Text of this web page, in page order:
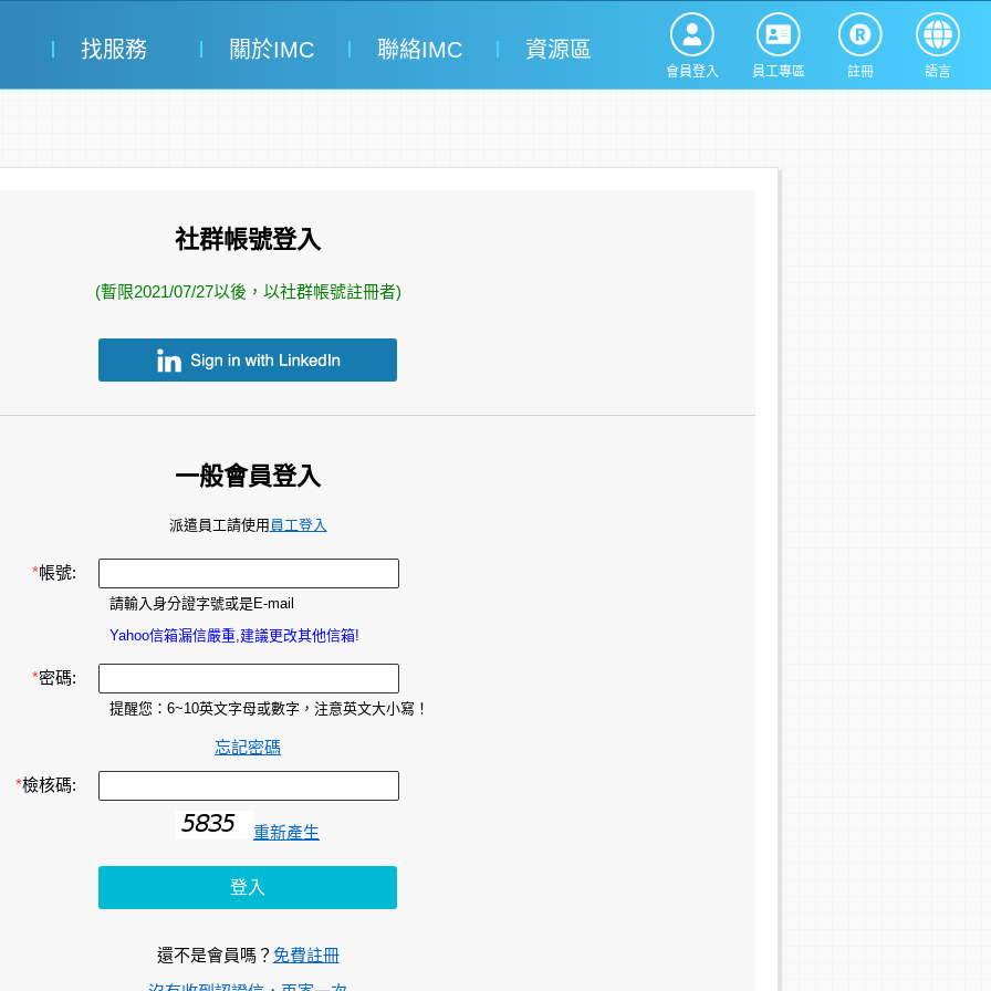
會員登入 員工專區 註冊 語言
找服務 關於IMC 聯絡IMC 資源區
社群帳號登入
(暫限2021/07/27以後，以社群帳號註冊者)
一般會員登入
派遣員工請使用 員工登入
*帳號:
請輸入身分證字號或是E-mail
Yahoo信箱漏信嚴重,建議更改其他信箱!
*密碼:
提醒您：6~10英文字母或數字，注意英文大小寫！
忘記密碼
*檢核碼:
重新產生
還不是會員嗎？ 免費註冊